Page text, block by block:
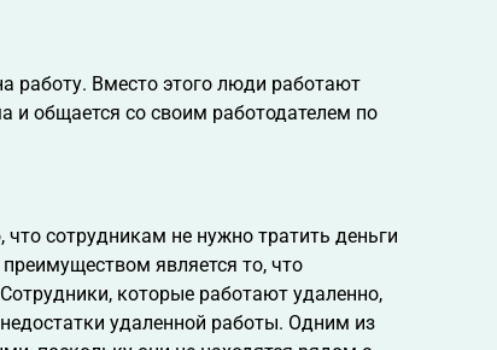
работу. Вместо этого люди работают
и общается со своим работодателем по
сотрудникам не нужно тратить деньги
является то, что
которые работают удаленно,
удаленной работы. Одним из